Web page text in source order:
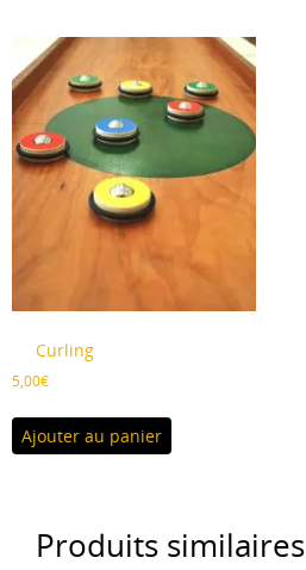
Curling
5,00€
Ajouter au panier
Produits similaires